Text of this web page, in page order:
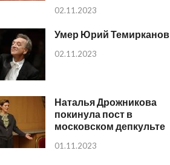
02.11.2023
Умер Юрий Темирканов
02.11.2023
Наталья Дрожникова
покинула пост в
московском депкульте
01.11.2023